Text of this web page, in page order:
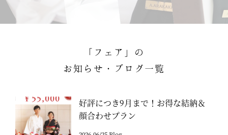
「フェア」の
お知らせ・ブログ一覧
好評につき9月まで！お得な結納＆
顔合わせプラン